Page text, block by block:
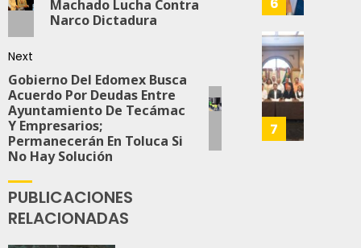
Machado Lucha Contra
Narco Dictadura
Next
Gobierno Del Edomex Busca
Acuerdo Por Deudas Entre
Ayuntamiento De Tecámac
Y Empresarios;
Permanecerán En Toluca Si
No Hay Solución
PUBLICACIONES
RELACIONADAS
7